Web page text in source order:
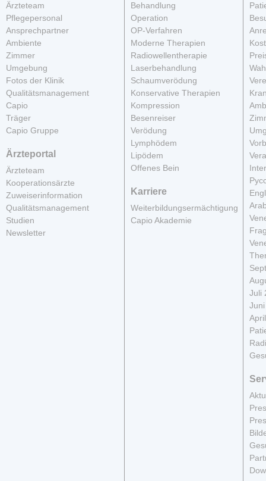
Ärzteteam
Pflegepersonal
Ansprechpartner
Ambiente
Zimmer
Umgebung
Fotos der Klinik
Qualitätsmanagement
Capio
Träger
Capio Gruppe
Ärzteportal
Ärzteteam
Kooperationsärzte
Zuweiserinformation
Qualitätsmanagement
Studien
Newsletter
Behandlung
Operation
OP-Verfahren
Moderne Therapien
Radiowellentherapie
Laserbehandlung
Schaumverödung
Konservative Therapien
Kompression
Besenreiser
Verödung
Lymphödem
Lipödem
Offenes Bein
Karriere
Weiterbildungsermächtigung
Capio Akademie
Juli